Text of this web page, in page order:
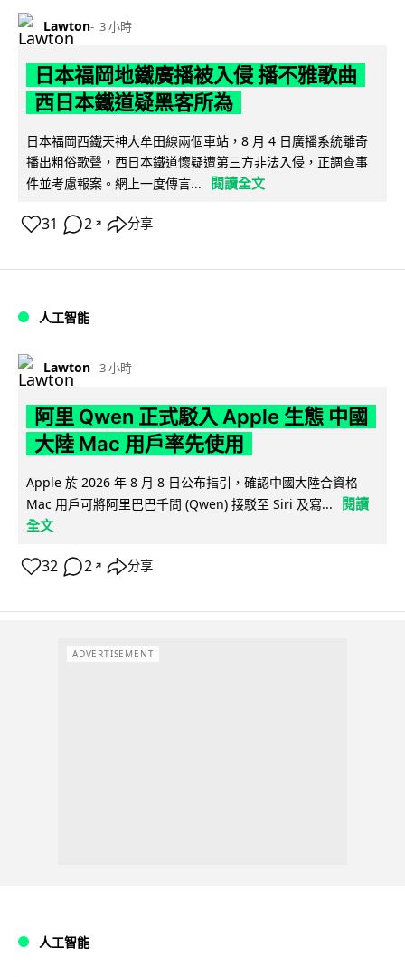
Lawton 3 小時
日本福岡地鐵廣播被入侵 播不雅歌曲
西日本鐵道疑黑客所為
日本福岡西鐵天神大牟田線兩個車站，8 月 4 日廣播系統離奇
播出粗俗歌聲，西日本鐵道懷疑遭第三方非法入侵，正調查事
件並考慮報案。網上一度傳言...
閱讀全文
31 2 ↗ 分享
人工智能
Lawton 3 小時
阿里 Qwen 正式駁入 Apple 生態 中國
大陸 Mac 用戶率先使用
Apple 於 2026 年 8 月 8 日公布指引，確認中國大陸合資格
Mac 用戶可將阿里巴巴千問 (Qwen) 接駁至 Siri 及寫...
閱讀
全文
32 2 ↗ 分享
ADVERTISEMENT
人工智能